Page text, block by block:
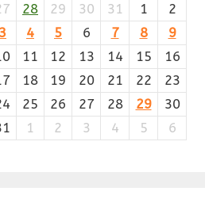
28 29 30 31 1
2
3
4 5 6 7 8
9
11 12 13 14 15
16
18 19 20 21 22
23
25 26 27 28 29
30
1 2 3 4 5 6